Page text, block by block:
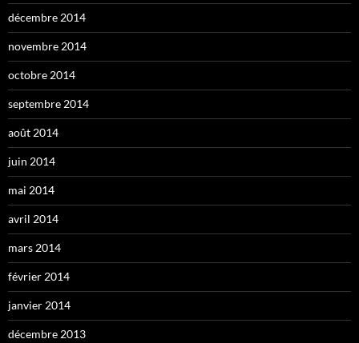
décembre 2014
novembre 2014
octobre 2014
septembre 2014
août 2014
juin 2014
mai 2014
avril 2014
mars 2014
février 2014
janvier 2014
décembre 2013